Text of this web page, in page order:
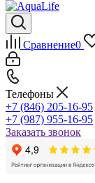
Сравнение0
Телефоны
+7 (846) 205-16-95
+7 (987) 955-16-95
Заказать звонок